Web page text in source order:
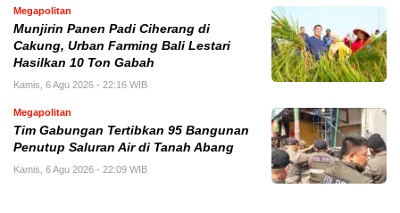
Megapolitan
Munjirin Panen Padi Ciherang di
Cakung, Urban Farming Bali Lestari
Hasilkan 10 Ton Gabah
Kamis, 6 Agu 2026 - 22:16 WIB
Megapolitan
Tim Gabungan Tertibkan 95 Bangunan
Penutup Saluran Air di Tanah Abang
Kamis, 6 Agu 2026 - 22:09 WIB